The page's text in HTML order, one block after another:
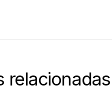
relacionadas